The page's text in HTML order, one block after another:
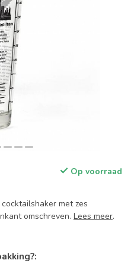
Op voorraad
met zes
omschreven. Lees meer.